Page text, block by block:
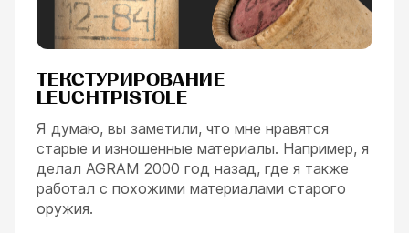
ТЕКСТУРИРОВАНИЕ
LEUCHTPISTOLE
Я думаю, вы заметили, что мне нравятся
старые и изношенные материалы. Например, я
делал AGRAM 2000 год назад, где я также
работал с похожими материалами старого
оружия.